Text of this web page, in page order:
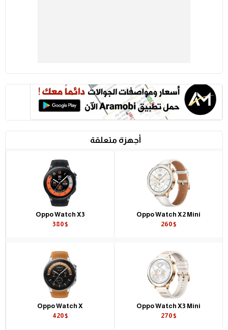
أجهزة متعلقة
Oppo Watch X2 Mini
260$
Oppo Watch X3
380$
Oppo Watch X3 Mini
270$
Oppo Watch X
420$